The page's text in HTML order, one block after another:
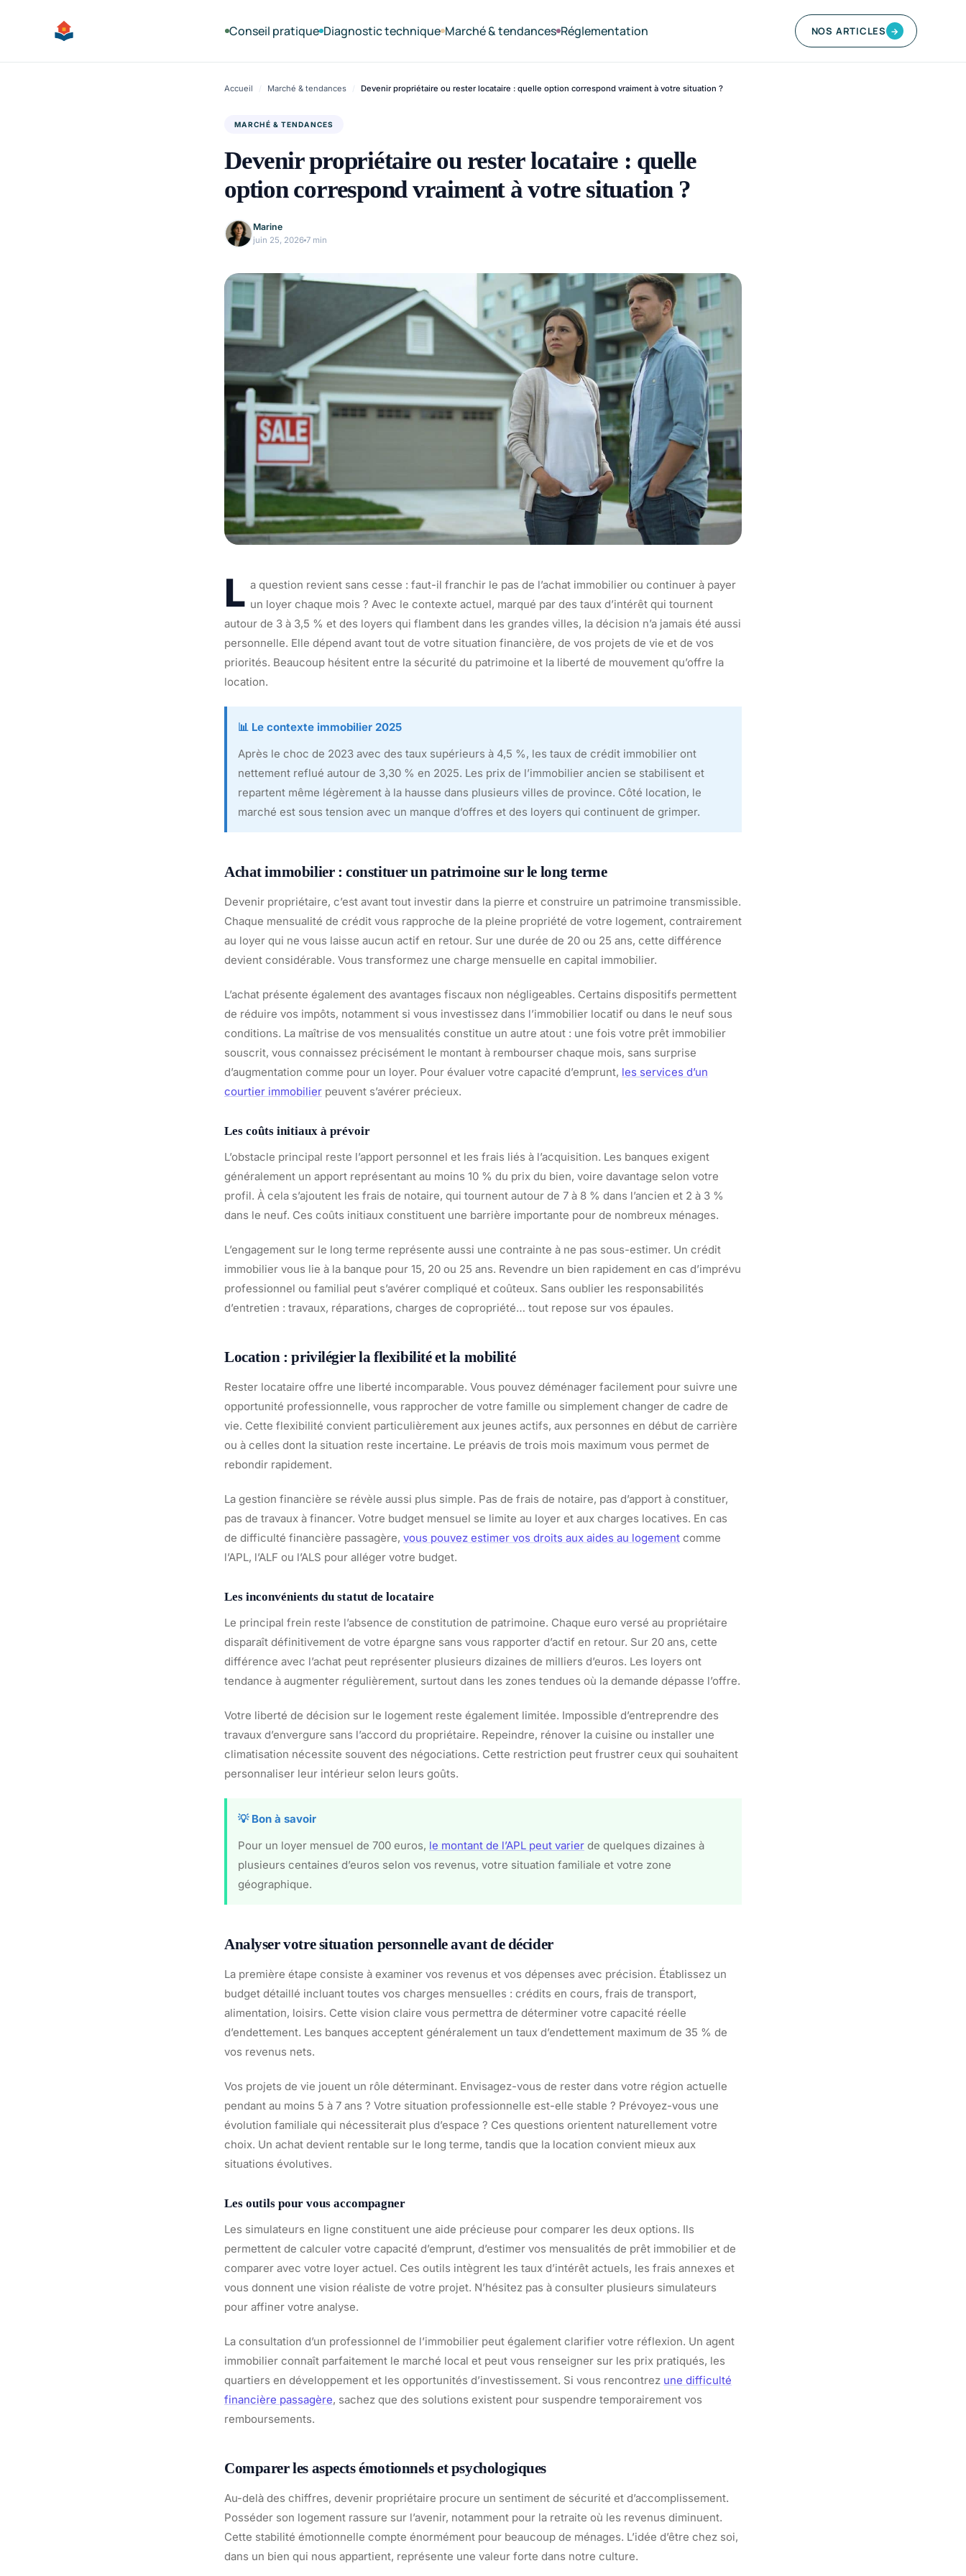
Conseil pratique Diagnostic technique Marché & tendances Réglementation NOS ARTICLES →
Accueil / Marché & tendances / Devenir propriétaire ou rester locataire : quelle option correspond vraiment à votre situation ?
MARCHÉ & TENDANCES
Devenir propriétaire ou rester locataire : quelle
option correspond vraiment à votre situation ?
Marine
juin 25, 2026 7 min
L a question revient sans cesse : faut-il franchir le pas de l’achat immobilier ou continuer à payer
un loyer chaque mois ? Avec le contexte actuel, marqué par des taux d’intérêt qui tournent
autour de 3 à 3,5 % et des loyers qui flambent dans les grandes villes, la décision n’a jamais été aussi
personnelle. Elle dépend avant tout de votre situation financière, de vos projets de vie et de vos
priorités. Beaucoup hésitent entre la sécurité du patrimoine et la liberté de mouvement qu’offre la
location.
📊 Le contexte immobilier 2025
Après le choc de 2023 avec des taux supérieurs à 4,5 %, les taux de crédit immobilier ont
nettement reflué autour de 3,30 % en 2025. Les prix de l’immobilier ancien se stabilisent et
repartent même légèrement à la hausse dans plusieurs villes de province. Côté location, le
marché est sous tension avec un manque d’offres et des loyers qui continuent de grimper.
Achat immobilier : constituer un patrimoine sur le long terme
Devenir propriétaire, c’est avant tout investir dans la pierre et construire un patrimoine transmissible.
Chaque mensualité de crédit vous rapproche de la pleine propriété de votre logement, contrairement
au loyer qui ne vous laisse aucun actif en retour. Sur une durée de 20 ou 25 ans, cette différence
devient considérable. Vous transformez une charge mensuelle en capital immobilier.
L’achat présente également des avantages fiscaux non négligeables. Certains dispositifs permettent
de réduire vos impôts, notamment si vous investissez dans l’immobilier locatif ou dans le neuf sous
conditions. La maîtrise de vos mensualités constitue un autre atout : une fois votre prêt immobilier
souscrit, vous connaissez précisément le montant à rembourser chaque mois, sans surprise
d’augmentation comme pour un loyer. Pour évaluer votre capacité d’emprunt, les services d’un
courtier immobilier peuvent s’avérer précieux.
Les coûts initiaux à prévoir
L’obstacle principal reste l’apport personnel et les frais liés à l’acquisition. Les banques exigent
généralement un apport représentant au moins 10 % du prix du bien, voire davantage selon votre
profil. À cela s’ajoutent les frais de notaire, qui tournent autour de 7 à 8 % dans l’ancien et 2 à 3 %
dans le neuf. Ces coûts initiaux constituent une barrière importante pour de nombreux ménages.
L’engagement sur le long terme représente aussi une contrainte à ne pas sous-estimer. Un crédit
immobilier vous lie à la banque pour 15, 20 ou 25 ans. Revendre un bien rapidement en cas d’imprévu
professionnel ou familial peut s’avérer compliqué et coûteux. Sans oublier les responsabilités
d’entretien : travaux, réparations, charges de copropriété… tout repose sur vos épaules.
Location : privilégier la flexibilité et la mobilité
Rester locataire offre une liberté incomparable. Vous pouvez déménager facilement pour suivre une
opportunité professionnelle, vous rapprocher de votre famille ou simplement changer de cadre de
vie. Cette flexibilité convient particulièrement aux jeunes actifs, aux personnes en début de carrière
ou à celles dont la situation reste incertaine. Le préavis de trois mois maximum vous permet de
rebondir rapidement.
La gestion financière se révèle aussi plus simple. Pas de frais de notaire, pas d’apport à constituer,
pas de travaux à financer. Votre budget mensuel se limite au loyer et aux charges locatives. En cas
de difficulté financière passagère, vous pouvez estimer vos droits aux aides au logement comme
l’APL, l’ALF ou l’ALS pour alléger votre budget.
Les inconvénients du statut de locataire
Le principal frein reste l’absence de constitution de patrimoine. Chaque euro versé au propriétaire
disparaît définitivement de votre épargne sans vous rapporter d’actif en retour. Sur 20 ans, cette
différence avec l’achat peut représenter plusieurs dizaines de milliers d’euros. Les loyers ont
tendance à augmenter régulièrement, surtout dans les zones tendues où la demande dépasse l’offre.
Votre liberté de décision sur le logement reste également limitée. Impossible d’entreprendre des
travaux d’envergure sans l’accord du propriétaire. Repeindre, rénover la cuisine ou installer une
climatisation nécessite souvent des négociations. Cette restriction peut frustrer ceux qui souhaitent
personnaliser leur intérieur selon leurs goûts.
💡 Bon à savoir
Pour un loyer mensuel de 700 euros, le montant de l’APL peut varier de quelques dizaines à
plusieurs centaines d’euros selon vos revenus, votre situation familiale et votre zone
géographique.
Analyser votre situation personnelle avant de décider
La première étape consiste à examiner vos revenus et vos dépenses avec précision. Établissez un
budget détaillé incluant toutes vos charges mensuelles : crédits en cours, frais de transport,
alimentation, loisirs. Cette vision claire vous permettra de déterminer votre capacité réelle
d’endettement. Les banques acceptent généralement un taux d’endettement maximum de 35 % de
vos revenus nets.
Vos projets de vie jouent un rôle déterminant. Envisagez-vous de rester dans votre région actuelle
pendant au moins 5 à 7 ans ? Votre situation professionnelle est-elle stable ? Prévoyez-vous une
évolution familiale qui nécessiterait plus d’espace ? Ces questions orientent naturellement votre
choix. Un achat devient rentable sur le long terme, tandis que la location convient mieux aux
situations évolutives.
Les outils pour vous accompagner
Les simulateurs en ligne constituent une aide précieuse pour comparer les deux options. Ils
permettent de calculer votre capacité d’emprunt, d’estimer vos mensualités de prêt immobilier et de
comparer avec votre loyer actuel. Ces outils intègrent les taux d’intérêt actuels, les frais annexes et
vous donnent une vision réaliste de votre projet. N’hésitez pas à consulter plusieurs simulateurs
pour affiner votre analyse.
La consultation d’un professionnel de l’immobilier peut également clarifier votre réflexion. Un agent
immobilier connaît parfaitement le marché local et peut vous renseigner sur les prix pratiqués, les
quartiers en développement et les opportunités d’investissement. Si vous rencontrez une difficulté
financière passagère, sachez que des solutions existent pour suspendre temporairement vos
remboursements.
Comparer les aspects émotionnels et psychologiques
Au-delà des chiffres, devenir propriétaire procure un sentiment de sécurité et d’accomplissement.
Posséder son logement rassure sur l’avenir, notamment pour la retraite où les revenus diminuent.
Cette stabilité émotionnelle compte énormément pour beaucoup de ménages. L’idée d’être chez soi,
dans un bien qui nous appartient, représente une valeur forte dans notre culture.